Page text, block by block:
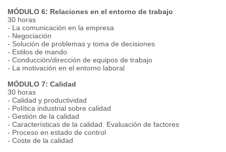
MÓDULO 6: Relaciones en el entorno de trabajo
30 horas
- La comunicación en la empresa
- Negociación
- Solución de problemas y toma de decisiones
- Estilos de mando
- Conducción/dirección de equipos de trabajo
- La motivación en el entorno laboral
MÓDULO 7: Calidad
30 horas
- Calidad y productividad
- Política industrial sobre calidad
- Gestión de la calidad
- Características de la calidad. Evaluación de factores
- Proceso en estado de control
- Coste de la calidad